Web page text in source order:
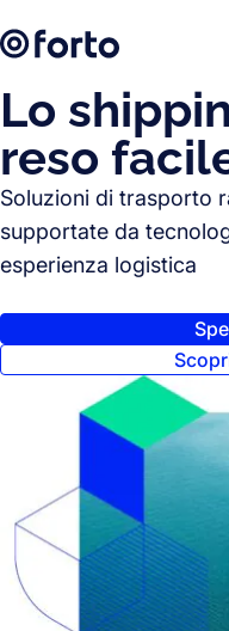
Lo
reso
Soluzioni di trasporto
supportate da
esperienza logistica